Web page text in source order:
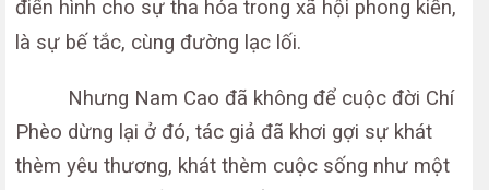
điển hình cho sự tha hóa trong xã hội phong kiến,
là sự bế tắc, cùng đường lạc lối.
Nhưng Nam Cao đã không để cuộc đời Chí
Phèo dừng lại ở đó, tác giả đã khơi gợi sự khát
thèm yêu thương, khát thèm cuộc sống như một